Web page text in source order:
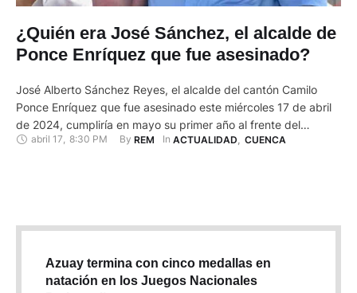
¿Quién era José Sánchez, el alcalde de
Ponce Enríquez que fue asesinado?
José Alberto Sánchez Reyes, el alcalde del cantón Camilo
Ponce Enríquez que fue asesinado este miércoles 17 de abril
de 2024, cumpliría en mayo su primer año al frente del
Municipio del cantón azuayo. Tenía 52 años, era abogado de
abril 17, 8:30 PM By REM In ACTUALIDAD CUENCA
Azuay termina con cinco medallas en
natación en los Juegos Nacionales